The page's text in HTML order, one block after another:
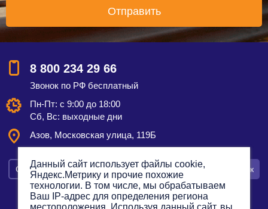
8 800 234 29 66
Звонок по РФ бесплатный
Пн-Пт: с 9:00 до 18:00
Сб, Вс: выходные дни
Азов, Московская улица, 119Б
Смотреть на карте Оставить заявку Заказать звонок
Данный сайт использует файлы cookie,
Яндекс.Метрику и прочие похожие
технологии. В том числе, мы обрабатываем
Ваш IP-адрес для определения региона
местоположения. Используя данный сайт, вы